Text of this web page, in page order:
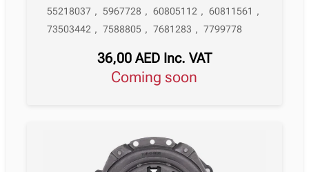
55218037 , 5967728 , 60805112 , 60811561 ,
73503442 , 7588805 , 7681283 , 7799778
36,00 AED Inc. VAT
Coming soon